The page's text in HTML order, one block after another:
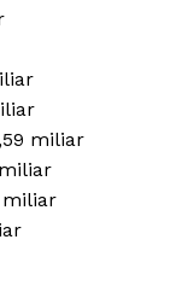
miliar
miliar